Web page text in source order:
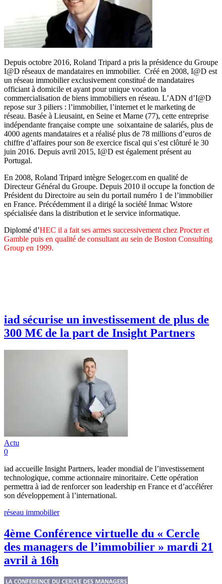
Depuis octobre 2016, Roland Tripard a pris la présidence du Groupe
I@D réseaux de mandataires en immobilier. Créé en 2008, I@D est
un réseau immobilier exclusivement constitué de mandataires
officiant à domicile et ayant pour unique vocation la
commercialisation de biens immobiliers en réseau. L’ADN d’I@D
repose sur 3 piliers : l’immobilier, l’internet et le marketing de
réseau. Basée à Lieusaint, en Seine et Marne (77), cette entreprise
indépendante française compte une soixantaine de salariés, plus de
4000 agents mandataires et a réalisé plus de 78 millions d’euros de
chiffre d’affaires pour son 8e exercice fiscal qui s’est clôturé le 30
juin 2016. Depuis avril 2015, I@D est également présent au
Portugal.
En 2008, Roland Tripard intègre Seloger.com en qualité de
Directeur Général du Groupe. Depuis 2010 il occupe la fonction de
Président du Directoire au sein du portail numéro 1 de l’immobilier
en France. Précédemment il a dirigé la société Inmac Wstore
spécialisée dans la distribution et le service informatique.
Diplomé d’HEC il a fait ses armes successivement chez Procter et
Gamble puis en qualité de consultant au sein de Boston Consulting
Group en 1999.
iad sécurise un investissement de plus de
300 M€ de la part de Insight Partners
Actu
0
iad accueille Insight Partners, leader mondial de l’investissement
technologique, comme actionnaire minoritaire. Cette opération
permettra à iad de renforcer son leadership en France et d’accélérer
son développement à l’international.
réseau immobilier
4ème Conférence virtuelle du « Cercle
des managers de l’immobilier » mardi 21
avril à 16h